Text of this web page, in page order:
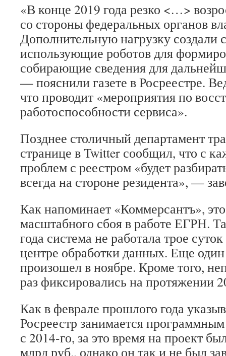
«В конце 2019 года резко <…>
со стороны федеральных органов
Дополнительную нагрузку создали
использующие роботов для
собирающие сведения для
— пояснили газете в Росреестре.
что проводит «мероприятия по
работоспособности сервиса».
Позднее столичный департамент
странице в Twitter сообщил, что с
проблем с реестром «будет
всегда на стороне резидента», —
Как напоминает «Коммерсантъ»,
масштабного сбоя в работе ЕГРН.
года система не работала трое
центре обработки данных. Еще
произошел в ноябре. Кроме того,
раз фиксировались на протяжении
Как в феврале прошлого года
Росреестр занимается
с 2014-го, за это время на проект
млрд руб., однако он так и не был